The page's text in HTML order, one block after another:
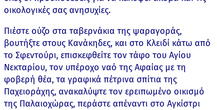
οικολογικές σας ανησυχίες.
Πιέστε ούζο στα ταβερνάκια της ψαραγοράς,
βουτήξτε στους Κανάκηδες, και στο Κλειδί κάτω από
το Σφεντούρι, επισκεφθείτε τον τάφο του Αγίου
Νεκταρίου, τον υπέροχο ναό της Αφαίας με τη
φοβερή θέα, τα γραφικά πέτρινα σπίτια της
Παχειοράχης, ανακαλύψτε τον ερειπωμένο οικισμό
της Παλαιοχώρας, περάστε απέναντι στο Αγκίστρι